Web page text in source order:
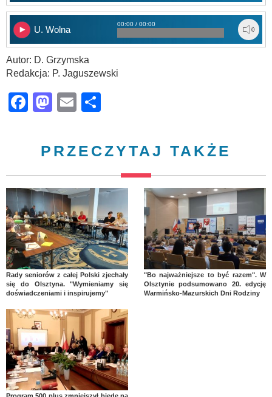
U. Wolna
00:00 / 00:00
Autor: D. Grzymska
Redakcja: P. Jaguszewski
Facebook
Mastodon
Email
PRZECZYTAJ TAKŻE
Rady seniorów z całej Polski zjechały
się do Olsztyna. "Wymieniamy się
doświadczeniami i inspirujemy"
"Bo najważniejsze to być razem". W
Olsztynie podsumowano 20. edycję
Warmińsko-Mazurskich Dni Rodziny